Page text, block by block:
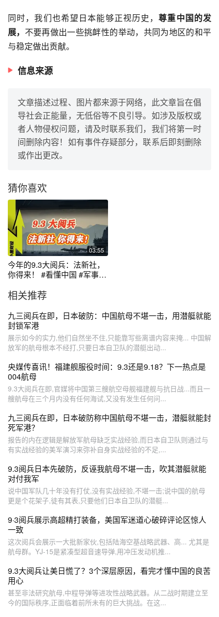
同时，我们也希望日本能够正视历史，尊重中国的发
展， 不要再做出一些挑衅性的举动，共同为地区的和平
与稳定做出贡献。
信息来源
文章描述过程、图片都来源于网络，此文章旨在倡
导社会正能量，无低俗等不良引导。如涉及版权或
者人物侵权问题，请及时联系我们，我们将第一时
间删除内容！如有事件存疑部分，联系后即刻删除
或作出更改。
猜你喜欢
03:55
今年的9.3大阅兵：法新社，
你得来！ #看懂中国 #军事科
相关推荐
九三阅兵在即，日本破防：中国航母不堪一击，用潜艇就能
封锁军港
展示如今的实力,他们自然坐不住,只能靠写些离谱内容来掩... 中国解
放军的航母根本不经打,只要日本自卫队的潜艇出动...
央媒传喜讯！福建舰服役时间：9.3还是9.18？下一热点是
004航母
9.3大阅兵在即,官媒将中国第三艘航空母舰福建舰与抗日战...而且一
艘航母在三个月内没有任何海试,又没有发生任何问...
九三阅兵在即，日本破防称中国航母不堪一击，潜艇就能封
死军港？
报告的内在逻辑是解放军航母缺乏实战经验,而日本自卫队则通过与
有实战经验的美军演习来弥补自身实战经验的不足,...
9.3阅兵日本先破防，反诬我航母不堪一击，吹其潜艇就能
对付我军
说中国军队几十年没有打仗,没有实战经验,不堪一击;说中国的航母
更是个花架子,徒有其表,只要他们日本自卫队的潜艇...
9·3阅兵展示高超精打装备，美国军迷道心破碎评论区惊人
一致
这次阅兵会展示一大批新家伙,包括陆海空基战略武器、高... 尤其是
航母群。YJ-15是紧凑型超音速导弹,用冲压发动机推...
9.3大阅兵让美日慌了？3个深层原因，看完才懂中国的良苦
用心
甚至非法研究航母,中程导弹等进攻性战略武器。从二战时期建立至
今的国际秩序,正面临着前所未有的巨大挑战。在这...